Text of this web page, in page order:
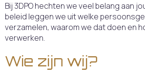
Bij 3DPO hechten we veel belang aan
beleid leggen we uit welke
verzamelen, waarom we dat doen en
verwerken.
Wie zijn wij?